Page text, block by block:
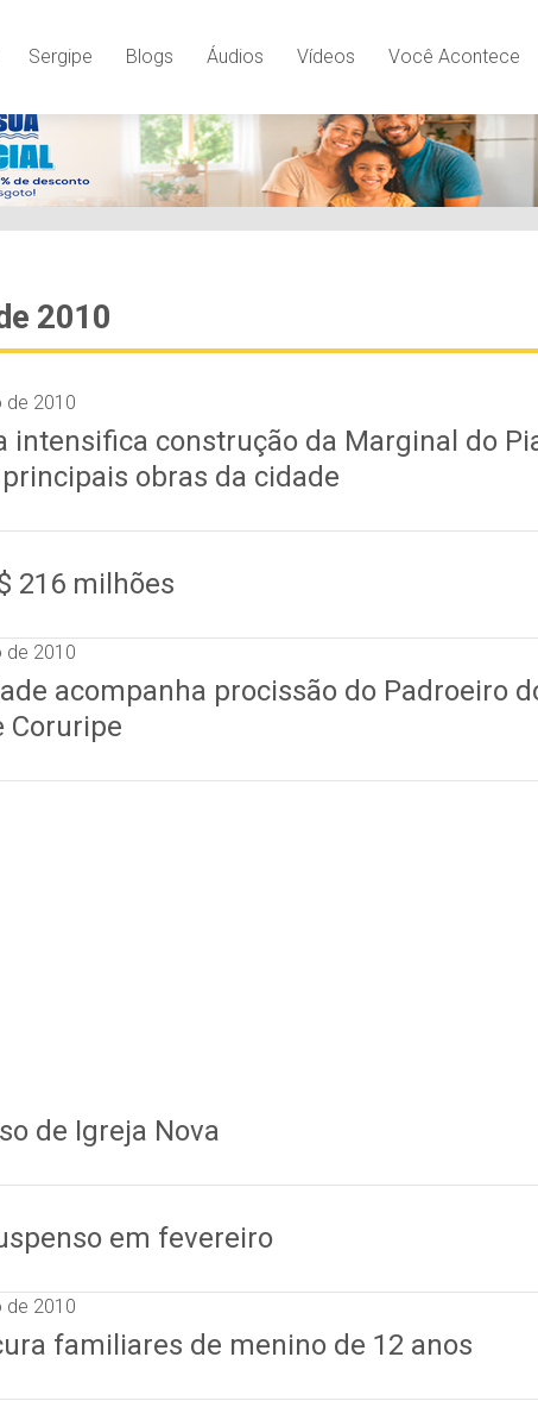
Sergipe Blogs Áudios Vídeos Você Acontece
2010
de 2010
intensifica construção da Marginal do
obras da cidade
216 milhões
de 2010
acompanha procissão do Padroeiro
Coruripe
de Igreja Nova
em fevereiro
de 2010
familiares de menino de 12 anos